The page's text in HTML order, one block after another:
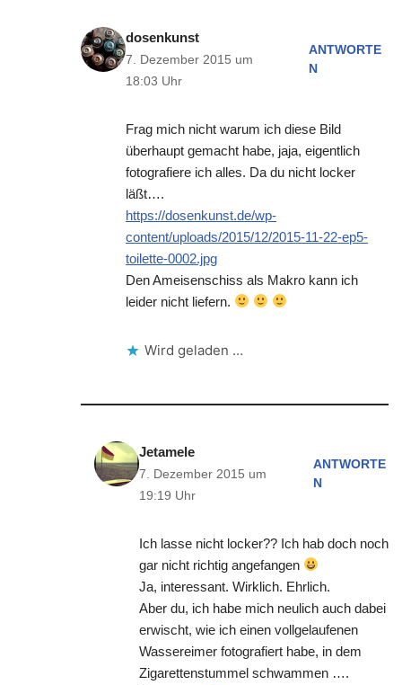
dosenkunst
7. Dezember 2015 um
18:03 Uhr
ANTWORTE
N
Frag mich nicht warum ich diese Bild
überhaupt gemacht habe, jaja, eigentlich
fotografiere ich alles. Da du nicht locker
läßt….
https://dosenkunst.de/wp-
content/uploads/2015/12/2015-11-22-ep5-
toilette-0002.jpg
Den Ameisenschiss als Makro kann ich
leider nicht liefern.
Wird geladen …
Jetamele
7. Dezember 2015 um
19:19 Uhr
ANTWORTE
N
Ich lasse nicht locker?? Ich hab doch noch
gar nicht richtig angefangen
Ja, interessant. Wirklich. Ehrlich.
Aber du, ich habe mich neulich auch dabei
erwischt, wie ich einen vollgelaufenen
Wassereimer fotografiert habe, in dem
Zigarettenstummel schwammen ….